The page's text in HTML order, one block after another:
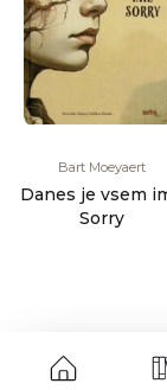
Bart Moeyaert
Danes je vsem
Sorry